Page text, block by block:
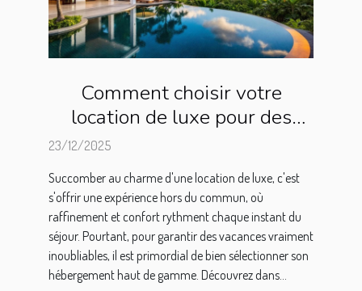
Comment choisir votre
location de luxe pour des
vacances inoubliables ?
23/12/2025
Succomber au charme d'une location de luxe, c'est
s'offrir une expérience hors du commun, où
raffinement et confort rythment chaque instant du
séjour. Pourtant, pour garantir des vacances vraiment
inoubliables, il est primordial de bien sélectionner son
hébergement haut de gamme. Découvrez dans...